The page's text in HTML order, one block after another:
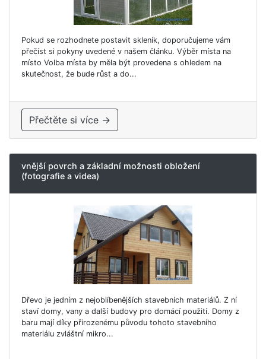
Pokud se rozhodnete postavit skleník, doporučujeme vám
přečíst si pokyny uvedené v našem článku. Výběr místa na
místo Volba místa by měla být provedena s ohledem na
skutečnost, že bude růst a do...
Přečtěte si více →
vnější povrch a základní možnosti obložení
(fotografie a videa)
Dřevo je jedním z nejoblíbenějších stavebních materiálů. Z ní
staví domy, vany a další budovy pro domácí použití. Domy z
baru mají díky přirozenému původu tohoto stavebního
materiálu zvláštní mikro...